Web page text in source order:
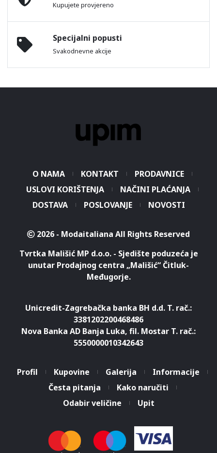
Koristimo kolačiće za pružanje
boljeg korisničkog iskustva.
korištenja.
Saznaj više
Kupujete provjereno
Specijalni popusti
Svakodnevne akcije
O NAMA KONTAKT
PRODAVNICE
USLOVI KORIŠTENJA
NAČINI PLAĆANJA
DOSTAVA
POSLOVANJE NOVOSTI
2026 - Modaitaliana All Rights Reserved
Tvrtka Mališić MP d.o.o. - Sjedište poduzeća je
unutar Prodajnog centra „Mališić“ Čitluk-
Međugorje.
Unicredit-Zagrebačka banka BH d.d. T. rač.:
3381202200468486
Nova Banka AD Banja Luka, fil. Mostar T. rač.:
5550000010342643
Profil Kupovine Galerija
Informacije
Česta pitanja
Kako naručiti
Odabir veličine
Upit